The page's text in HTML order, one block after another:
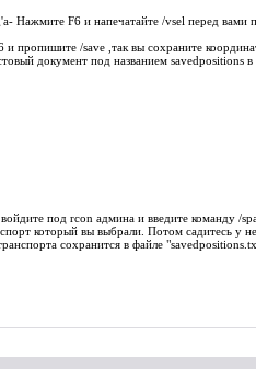
Нажмите F6 и напечатайте /vsel перед вами
пропишите /save ,так вы сохраните
документ под названием savedpositions
под rcon админа и введите команду /
который вы выбрали. Потом садитесь у
сохранится в файле